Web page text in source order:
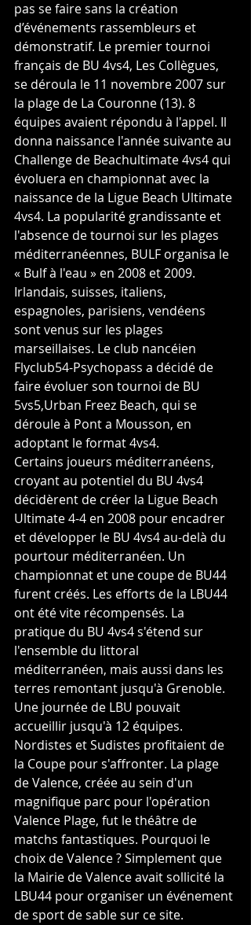
pas se faire sans la création
d’événements rassembleurs et
démonstratif. Le premier tournoi
français de BU 4vs4, Les Collègues,
se déroula le 11 novembre 2007 sur
la plage de La Couronne (13). 8
équipes avaient répondu à l'appel. Il
donna naissance l'année suivante au
Challenge de Beachultimate 4vs4 qui
évoluera en championnat avec la
naissance de la Ligue Beach Ultimate
4vs4. La popularité grandissante et
l'absence de tournoi sur les plages
méditerranéennes, BULF organisa le
« Bulf à l'eau » en 2008 et 2009.
Irlandais, suisses, italiens,
espagnoles, parisiens, vendéens
sont venus sur les plages
marseillaises. Le club nancéien
Flyclub54-Psychopass a décidé de
faire évoluer son tournoi de BU
5vs5,Urban Freez Beach, qui se
déroule à Pont a Mousson, en
adoptant le format 4vs4.
Certains joueurs méditerranéens,
croyant au potentiel du BU 4vs4
décidèrent de créer la Ligue Beach
Ultimate 4-4 en 2008 pour encadrer
et développer le BU 4vs4 au-delà du
pourtour méditerranéen. Un
championnat et une coupe de BU44
furent créés. Les efforts de la LBU44
ont été vite récompensés. La
pratique du BU 4vs4 s'étend sur
l'ensemble du littoral
méditerranéen, mais aussi dans les
terres remontant jusqu'à Grenoble.
Une journée de LBU pouvait
accueillir jusqu'à 12 équipes.
Nordistes et Sudistes profitaient de
la Coupe pour s'affronter. La plage
de Valence, créée au sein d'un
magnifique parc pour l'opération
Valence Plage, fut le théâtre de
matchs fantastiques. Pourquoi le
choix de Valence ? Simplement que
la Mairie de Valence avait sollicité la
LBU44 pour organiser un événement
de sport de sable sur ce site.